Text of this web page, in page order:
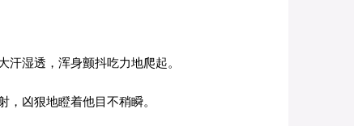
湿透，浑身颤抖吃力地爬起。
凶狠地瞪着他目不稍瞬。